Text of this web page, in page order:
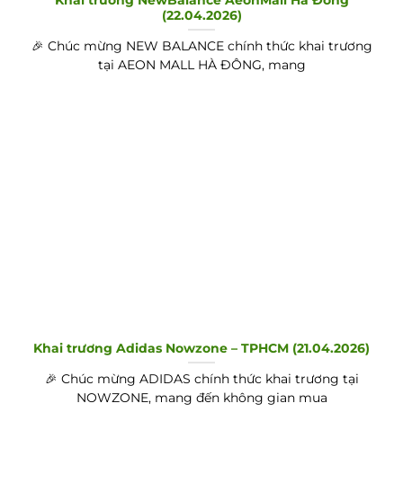
(22.04.2026)
🎉 Chúc mừng NEW BALANCE chính thức khai trương
tại AEON MALL HÀ ĐÔNG, mang
Khai trương Adidas Nowzone – TPHCM (21.04.2026)
🎉 Chúc mừng ADIDAS chính thức khai trương tại
NOWZONE, mang đến không gian mua